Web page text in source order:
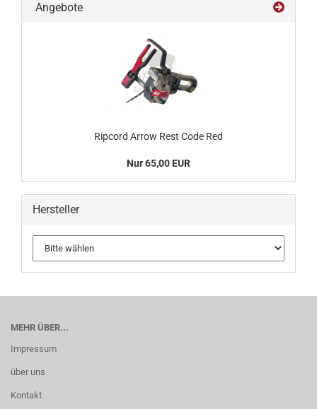
Angebote
Ripcord Arrow Rest Code Red
Nur 65,00 EUR
Hersteller
MEHR ÜBER...
Impressum
über uns
Kontakt